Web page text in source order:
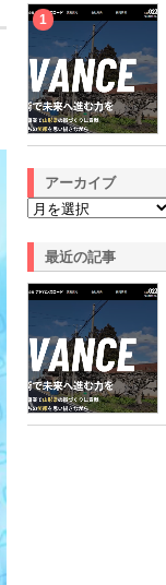
1
アーカイブ
最近の記事